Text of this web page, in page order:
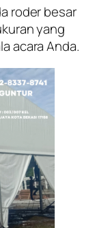
roder besar
yang
acara Anda.